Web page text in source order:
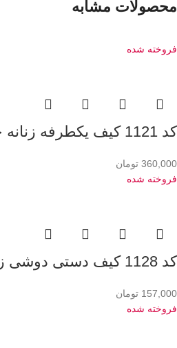
محصولات مشابه
فروخته شده
کد 1121 کیف یکطرفه زنانه جلو حلقه
360,000 تومان
فروخته شده
کد 1128 کیف دستی دوشی زنانه هرمس hermes
157,000 تومان
فروخته شده